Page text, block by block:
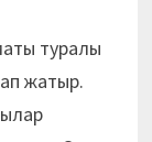
туралы
жатыр.